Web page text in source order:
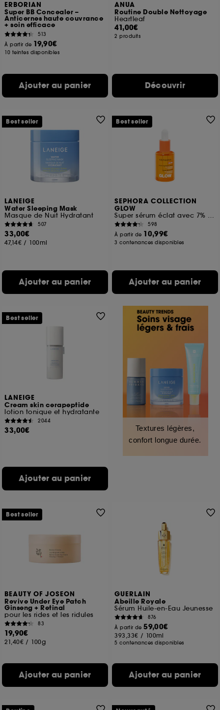
ERBORIAN
Super BB Concealer –
Anticernes haute couvrance
+ soin efficace
513
À partir de 19,90€
10 teintes disponibles
Ajouter au panier
ANUA
Routine Double Nettoyage
Heartleaf
41,00€
2 produits
Découvrir
LANEIGE
Water Sleeping Mask
Masque de Nuit Hydratant
507
33,00€
47,14€ / 100ml
Ajouter au panier
Best seller
SEPHORA COLLECTION
GLOW
Super sérum éclat avec 7% de vitamine C et de la vitamine E
598
À partir de 10,99€
3 contenances disponibles
Ajouter au panier
Best seller
LANEIGE
Cream skin cerapeptide
lotion tonique et hydratante
2044
33,00€
Ajouter au panier
Best seller
Textures légères,
confort longue durée.
BEAUTY OF JOSEON
Revive Under Eye Patch
Ginseng + Retinal
pour les rides et les ridules
83
19,90€
21,40€ / 100g
Ajouter au panier
Best seller
GUERLAIN
Abeille Royale
Sérum Huile-en-Eau Jeunesse
876
À partir de59,00€
393,33€ / 100ml
5 contenances disponibles
Ajouter au panier